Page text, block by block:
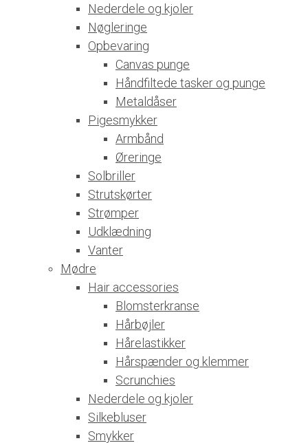
Nederdele og kjoler
Nøgleringe
Opbevaring
Canvas punge
Håndfiltede tasker og punge
Metaldåser
Pigesmykker
Armbånd
Øreringe
Solbriller
Strutskørter
Strømper
Udklædning
Vanter
Mødre
Hair accessories
Blomsterkranse
Hårbøjler
Hårelastikker
Hårspænder og klemmer
Scrunchies
Nederdele og kjoler
Silkebluser
Smykker